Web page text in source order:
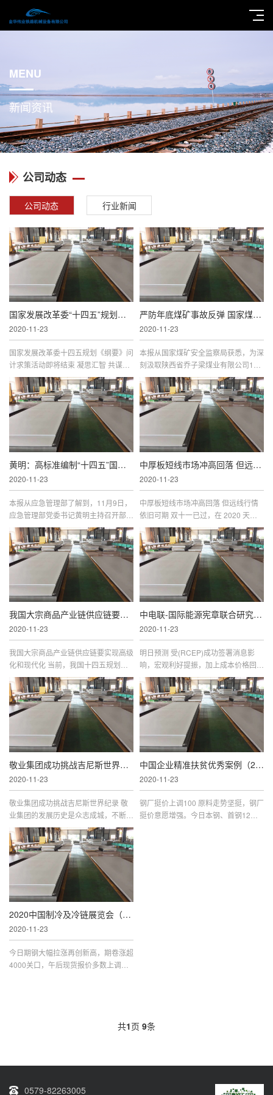
MENU
新闻资讯
公司动态
公司动态 行业新闻
国家发展改革委“十四五”规划《纲要》问计求
2020-11-23
国家发展改革委十四五规划《纲要》问
计求策活动即将结束 凝思汇智 共谋新
局将于 11 月 23 日上午 8 时结束，截
至 11 月 16 日 24 时，问计求策系统访
问量达 30.8 万次、留言总量超过 2
严防年底煤矿事故反弹 国家煤监局召开全国煤矿
2020-11-23
本报从国家煤矿安全监察局获悉，为深
刻汲取陕西省乔子梁煤业有限公司114
较大煤与瓦斯突出事故教训，11月6
日，国家煤矿安监局召开全国煤矿安全
生产紧急视频会议。 会议指出，经初
黄明：高标准编制“十四五”国家应急体系规划
2020-11-23
本报从应急管理部了解到，11月9日，
应急管理部党委书记黄明主持召开部党
委会议，他在会上强调，要高标准编制
十四五国家应急体系规划，全面提高防
范化解重大安全风险的能力和水
中厚板短线市场冲高回落 但远线行情依旧可期
2020-11-23
中厚板短线市场冲高回落 但远线行情
依旧可期 双十一已过，在 2020 天猫
双十一全球狂欢季活动现场，根据天猫
发布的数据显示，超 20 万台汽车参与
打折， 120 款热销车型低至五折，挖
我国大宗商品产业链供应链要实现高级化和现代
2020-11-23
我国大宗商品产业链供应链要实现高级
化和现代化 当前，我国十四五规划以
及整个宏观经济，对大宗商品发展提出
了新要求、提供了新机遇。 11 月 10
日， 在 2020 中国大宗商品现代供应
中电联-国际能源宪章联合研究中心2020年度会议召
2020-11-23
明日预测 受(RCEP)成功签署消息影
响，宏观利好提振，加上成本价格回涨
推动，下游入市询盘积极性较昨好转，
但实际成交谨慎，商家挺价观望为主，
整体情绪面尚可，原料高位背景下，
敬业集团成功挑战吉尼斯世界纪录
2020-11-23
敬业集团成功挑战吉尼斯世界纪录 敬
业集团的发展历史是众志成城，不断挑
战，不断刷新纪录的历史，如今又获得
了一项吉尼斯世界纪录。11月13日1
5：00，在吉尼斯世界纪录认证官罗琼
中国企业精准扶贫优秀案例（2019）发布会在京召
2020-11-23
钢厂挺价上调100 原料走势坚挺，钢厂
挺价意愿增强。今日本钢、首钢12月
2020中国制冷及冷链展览会（RACC）在杭州隆重开幕
2020-11-23
今日期钢大幅拉涨再创新高，期卷涨超
4000关口，午后现货报价多数上调，
共1页 9条
0579-82263005